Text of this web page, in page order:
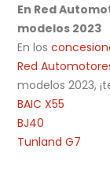
En Red
modelos 2023
En los
Red
modelos 2023,
BAIC X55
BJ40
Tunland G7